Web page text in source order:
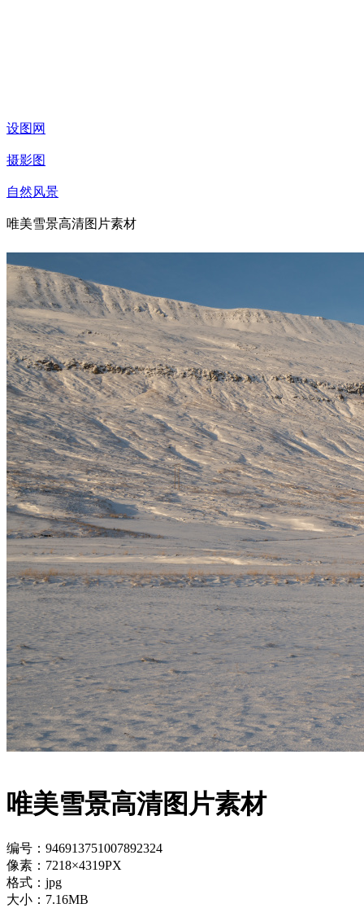
设图网
摄影图
自然风景
唯美雪景高清图片素材
唯美雪景高清图片素材
编号：946913751007892324
像素：7218×4319PX
格式：jpg
大小：7.16MB